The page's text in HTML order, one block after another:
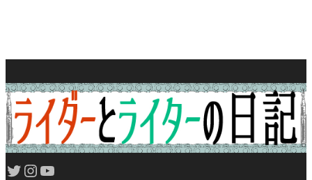
Twitter Instagram YouTube